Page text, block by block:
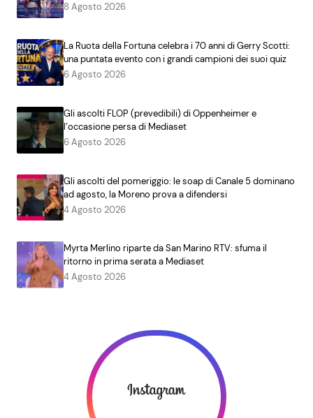
8 Agosto 2026
La Ruota della Fortuna celebra i 70 anni di Gerry Scotti:
una puntata evento con i grandi campioni dei suoi quiz
6 Agosto 2026
Gli ascolti FLOP (prevedibili) di Oppenheimer e
l’occasione persa di Mediaset
6 Agosto 2026
Gli ascolti del pomeriggio: le soap di Canale 5 dominano
ad agosto, la Moreno prova a difendersi
4 Agosto 2026
Myrta Merlino riparte da San Marino RTV: sfuma il
ritorno in prima serata a Mediaset
4 Agosto 2026